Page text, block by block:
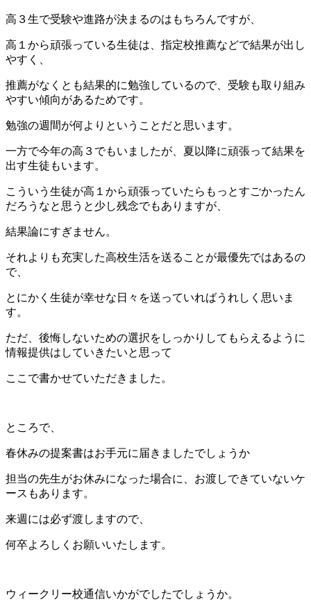
高３生で受験や進路が決まるのはもちろんですが、
高１から頑張っている生徒は、指定校推薦などで結果が出し
やすく、
推薦がなくとも結果的に勉強しているので、受験も取り組み
やすい傾向があるためです。
勉強の週間が何よりということだと思います。
一方で今年の高３でもいましたが、夏以降に頑張って結果を
出す生徒もいます。
こういう生徒が高１から頑張っていたらもっとすごかったん
だろうなと思うと少し残念でもありますが、
結果論にすぎません。
それよりも充実した高校生活を送ることが最優先ではあるの
で、
とにかく生徒が幸せな日々を送っていればうれしく思いま
す。
ただ、後悔しないための選択をしっかりしてもらえるように
情報提供はしていきたいと思って
ここで書かせていただきました。
ところで、
春休みの提案書はお手元に届きましたでしょうか
担当の先生がお休みになった場合に、お渡しできていないケ
ースもあります。
来週には必ず渡しますので、
何卒よろしくお願いいたします。
ウィークリー校通信いかがでしたでしょうか。